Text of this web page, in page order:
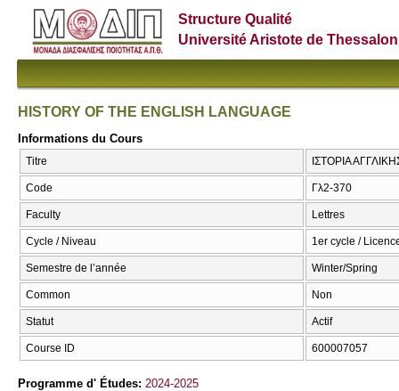
Structure Qualité
Université Aristote de
HISTORY OF THE ENGLISH LANGUAGE
Informations du Cours
Titre ΙΣΤΟΡΙΑ
Code Γλ2-370
Faculty Lettres
Cycle / Niveau 1er cycle /
Semestre de l’année Winter/Spring
Common Non
Statut Actif
Course ID 600007057
Programme d' Études: 2024-2025